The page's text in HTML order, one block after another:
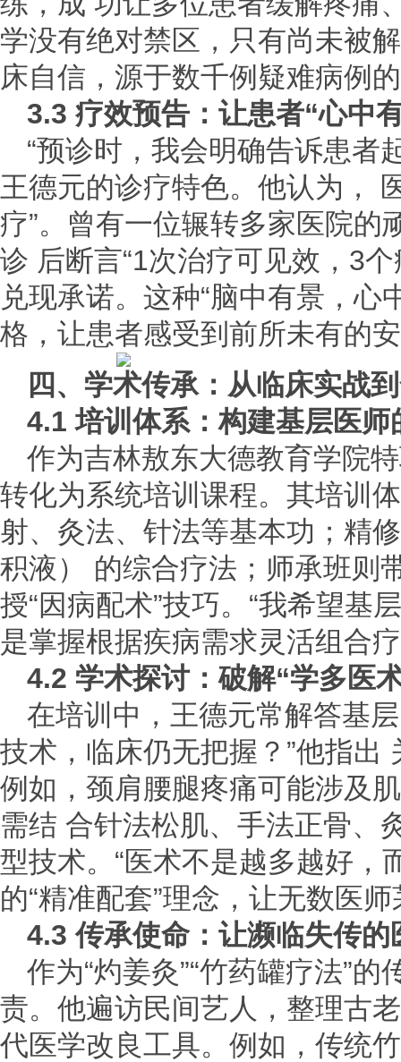
学没有绝对禁区，只有尚未被
床自信，源于数千例疑难病例
3.3 疗效预告：让患者“心中
“预诊时，我会明确告诉患者
王德元的诊疗特色。他认为，
疗”。曾有一位辗转多家医院的
诊 后断言“1次治疗可见效，3
兑现承诺。这种“脑中有景，心
格，让患者感受到前所未有的
四、学术传承：从临床实战
4.1 培训体系：构建基层医师
作为吉林敖东大德教育学院
转化为系统培训课程。其培训
射、灸法、针法等基本功；精
积液） 的综合疗法；师承班则
授“因病配术”技巧。“我希望基
是掌握根据疾病需求灵活组合
4.2 学术探讨：破解“学多医
在培训中，王德元常解答基
技术，临床仍无把握？”他指出
例如，颈肩腰腿疼痛可能涉及
需结 合针法松肌、手法正骨、
型技术。“医术不是越多越好，
的“精准配套”理念，让无数医
4.3 传承使命：让濒临失传的
作为“灼姜灸”“竹药罐疗法”
责。他遍访民间艺人，整理古
代医学改良工具。例如，传统